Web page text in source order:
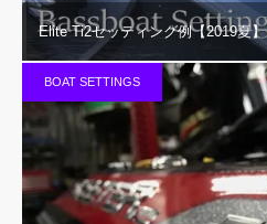
Elite Ti2セッティング例【2019夏】
BOAT SETTINGS